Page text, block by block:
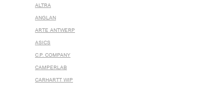
ALTRA
ANGLAN
ARTE ANTWERP
ASICS
C.P. COMPANY
CAMPERLAB
CARHARTT WIP